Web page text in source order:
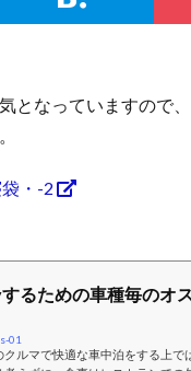
となっていますので、
・-2
るための車種毎のオ
01
ルマで快適な車中泊をする上で